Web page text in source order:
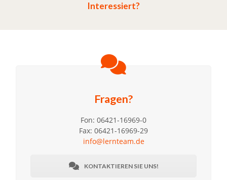
Interessiert?
Fragen?
Fon: 06421-16969-0
Fax: 06421-16969-29
info@lernteam.de
KONTAKTIEREN SIE UNS!